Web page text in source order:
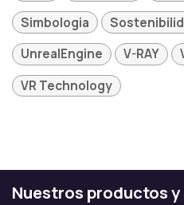
Simbologia
UnrealEngine
V-RAY
VR Technology
Nuestros productos